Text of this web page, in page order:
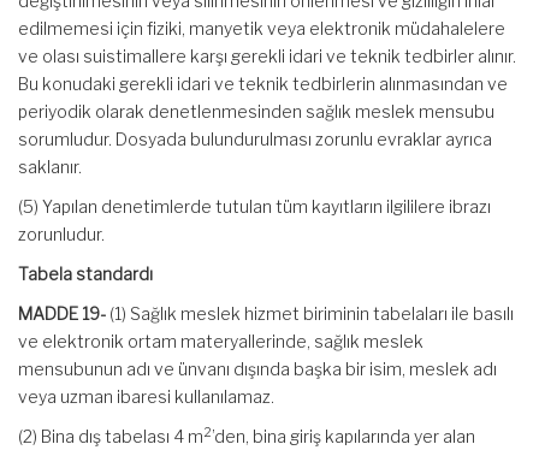
edilmemesi için fiziki, manyetik veya elektronik müdahalelere
ve olası suistimallere karşı gerekli idari ve teknik tedbirler alınır.
Bu konudaki gerekli idari ve teknik tedbirlerin alınmasından ve
periyodik olarak denetlenmesinden sağlık meslek mensubu
sorumludur. Dosyada bulundurulması zorunlu evraklar ayrıca
saklanır.
(5) Yapılan denetimlerde tutulan tüm kayıtların ilgililere ibrazı
zorunludur.
Tabela standardı
MADDE 19- (1) Sağlık meslek hizmet biriminin tabelaları ile basılı
ve elektronik ortam materyallerinde, sağlık meslek
mensubunun adı ve ünvanı dışında başka bir isim, meslek adı
veya uzman ibaresi kullanılamaz.
(2) Bina dış tabelası 4 m2’den, bina giriş kapılarında yer alan